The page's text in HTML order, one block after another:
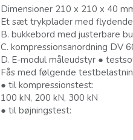
Dimensioner 210 x 210 x 40
Et sæt trykplader med
B. bukkebord med justerbare
C. kompressionsanordning DV
D. E-modul måleudstyr ●
Fås med følgende
● til kompressionstest:
100 kN, 200 kN, 300 kN
● til bøjningstest: